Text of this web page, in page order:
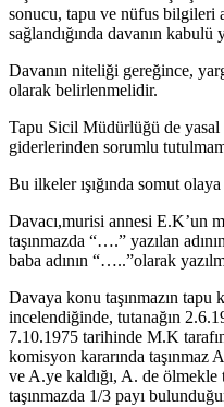
sonucu, tapu ve nüfus bilgileri
sağlandığında davanın
Davanın niteliği gereğince,
olarak belirlenmelidir.
Tapu Sicil Müdürlüğü de yasal
giderlerinden sorumlu
Bu ilkeler ışığında somut olaya
Davacı,murisi annesi E.K’un
taşınmazda “….” yazılan
baba adının “…..”olarak
Davaya konu taşınmazın tapu
incelendiğinde, tutanağın
7.10.1975 tarihinde M.K
komisyon kararında taşınmaz
ve A.ye kaldığı, A. de ölmekle
taşınmazda 1/3 payı